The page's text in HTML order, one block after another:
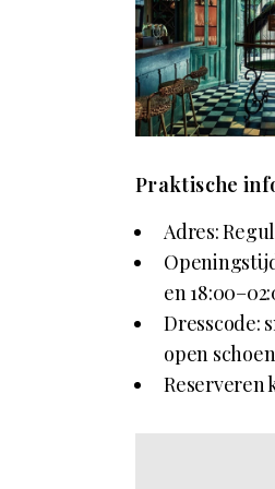
Praktische
Adres:
en
Dresscode:
open
Reserveren